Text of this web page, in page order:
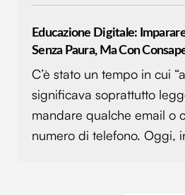
con altre informazioni che hai
raccolto dal tuo utilizzo dei loro
Educazione Digitale:
Senza Paura, Ma Con
C’è stato un tempo in cui
significava soprattutto
mandare qualche email o
numero di telefono. Oggi,